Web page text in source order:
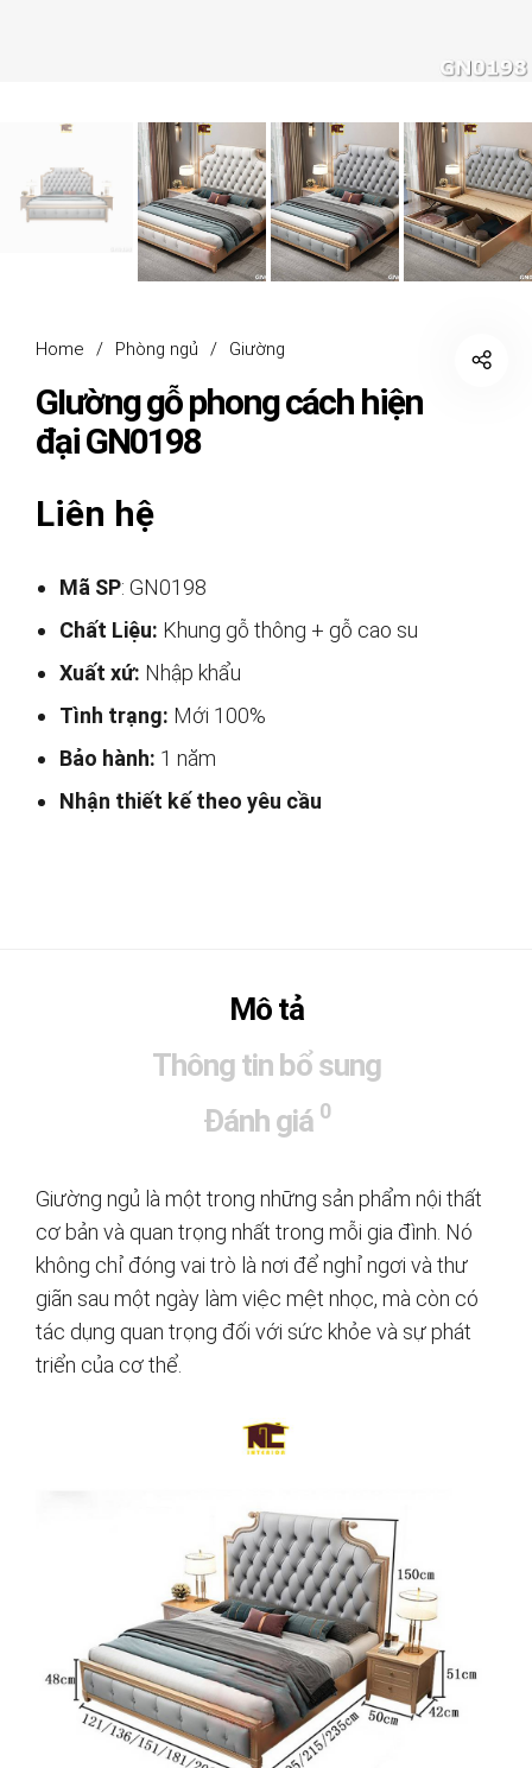
Home / Phòng ngủ / Giường
GIường gỗ phong cách hiện
đại GN0198
Liên hệ
Mã SP: GN0198
Chất Liệu: Khung gỗ thông + gỗ cao su
Xuất xứ: Nhập khẩu
Tình trạng: Mới 100%
Bảo hành: 1 năm
Nhận thiết kế theo yêu cầu
Mô tả
Thông tin bổ sung
Đánh giá 0
Giường ngủ là một trong những sản phẩm nội thất
cơ bản và quan trọng nhất trong mỗi gia đình. Nó
không chỉ đóng vai trò là nơi để nghỉ ngơi và thư
giãn sau một ngày làm việc mệt nhọc, mà còn có
tác dụng quan trọng đối với sức khỏe và sự phát
triển của cơ thể.